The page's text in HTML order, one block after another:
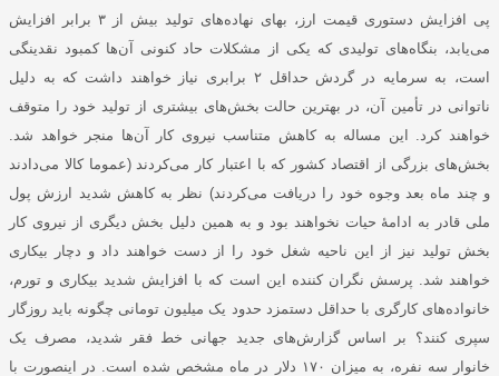
پی افزایش دستوری قیمت ارز، بهای نهاده‌های تولید بیش از ۳ برابر افزایش
می‌یابد، بنگاه‌های تولیدی که یکی از مشکلات حاد کنونی آن‌ها کمبود نقدینگی
است، به سرمایه در گردش حداقل ۲ برابری نیاز خواهند داشت که به دلیل
ناتوانی در تأمین آن، در بهترین حالت بخش‌های بیشتری از تولید خود را متوقف
خواهند کرد. این مساله به کاهش متناسب نیروی کار آن‌ها منجر خواهد شد.
بخش‌های بزرگی از اقتصاد کشور که با اعتبار کار می‌کردند (عموما کالا می‌دادند
و چند ماه بعد وجوه خود را دریافت می‌کردند) نظر به کاهش شدید ارزش پول
ملی قادر به ادامۀ حیات نخواهند بود و به همین دلیل بخش دیگری از نیروی کار
بخش تولید نیز از این ناحیه شغل خود را از دست خواهند داد و دچار بیکاری
خواهند شد. پرسش نگران کننده این است که با افزایش شدید بیکاری و تورم،
خانواده‌های کارگری با حداقل دستمزد حدود یک میلیون تومانی چگونه باید روزگار
سپری کنند؟ بر اساس گزارش‌های جدید جهانی خط فقر شدید، مصرف یک
خانوار سه نفره، به میزان ۱۷۰ دلار در ماه مشخص شده است. در اینصورت با